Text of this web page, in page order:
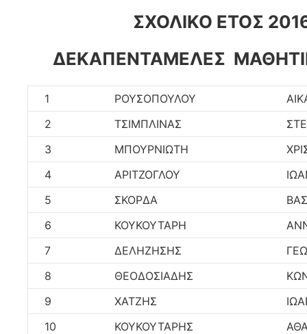
ΣΧΟΛΙΚΟ ΕΤΟΣ
ΔΕΚΑΠΕΝΤΑΜΕΛΕΣ
1 ΡΟΥΣΟΠΟΥΛΟΥ
2
ΤΣΙΜΠΛΙΝΑΣ
3
ΜΠΟΥΡΝΙΩΤΗ
4
ΑΡΙΤΖΟΓΛΟΥ
5
ΣΚΟΡΔΑ
6
ΚΟΥΚΟΥΤΑΡΗ
7
ΔΕΛΗΖΗΣΗΣ
8
ΘΕΟΔΟΣΙΑΔΗΣ
9
ΧΑΤΖΗΣ
10
ΚΟΥΚΟΥΤΑΡΗΣ